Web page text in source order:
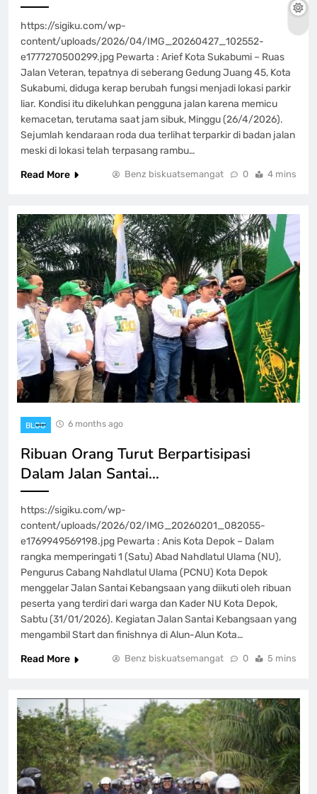
https://sigiku.com/wp-
content/uploads/2026/04/IMG_20260427_102552-
e1777270500299.jpg Pewarta : Arief Kota Sukabumi – Ruas
Jalan Veteran, tepatnya di seberang Gedung Juang 45, Kota
Sukabumi, diduga kerap berubah fungsi menjadi lokasi parkir
liar. Kondisi itu dikeluhkan pengguna jalan karena memicu
kemacetan, terutama saat jam sibuk, Minggu (26/4/2026).
Sejumlah kendaraan roda dua terlihat terparkir di badan jalan
meski di lokasi telah terpasang rambu…
Read More
Benz biskuatsemangat 0 4 mins
BLOG 6 months ago
Ribuan Orang Turut Berpartisipasi
Dalam Jalan Santai…
https://sigiku.com/wp-
content/uploads/2026/02/IMG_20260201_082055-
e1769949569198.jpg Pewarta : Anis Kota Depok – Dalam
rangka memperingati 1 (Satu) Abad Nahdlatul Ulama (NU),
Pengurus Cabang Nahdlatul Ulama (PCNU) Kota Depok
menggelar Jalan Santai Kebangsaan yang diikuti oleh ribuan
peserta yang terdiri dari warga dan Kader NU Kota Depok,
Sabtu (31/01/2026). Kegiatan Jalan Santai Kebangsaan yang
mengambil Start dan finishnya di Alun-Alun Kota…
Read More
Benz biskuatsemangat 0 5 mins